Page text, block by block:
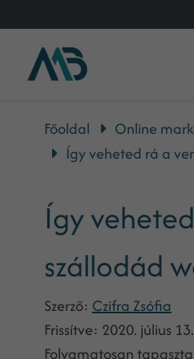
Főoldal Online
Így veheted rá a
Így
szállodád
Szerző: Czifra Zsófia
Frissítve: 2020. július 13.
Folyamatosan